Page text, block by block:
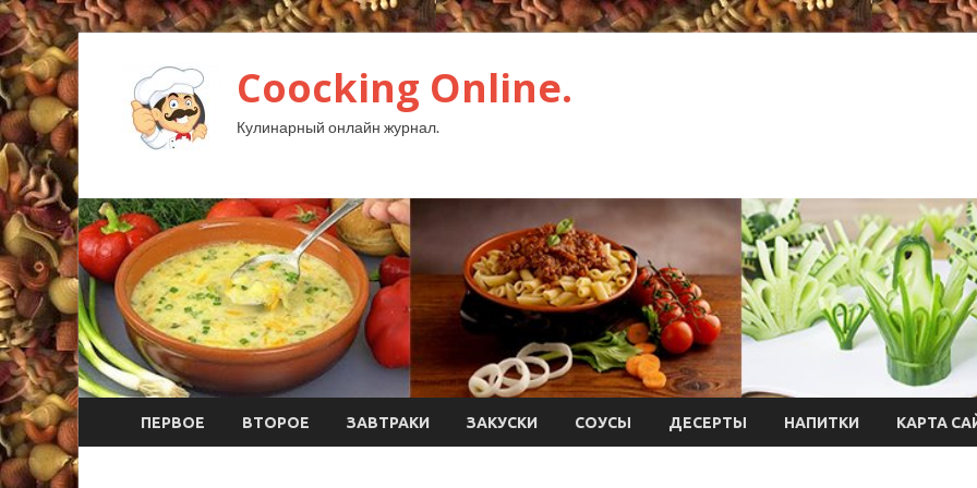
Coocking Online.
Кулинарный онлайн журнал.
ПЕРВОЕ ВТОРОЕ ЗАВТРАКИ ЗАКУСКИ СОУСЫ ДЕСЕРТЫ НАПИТКИ КАРТА